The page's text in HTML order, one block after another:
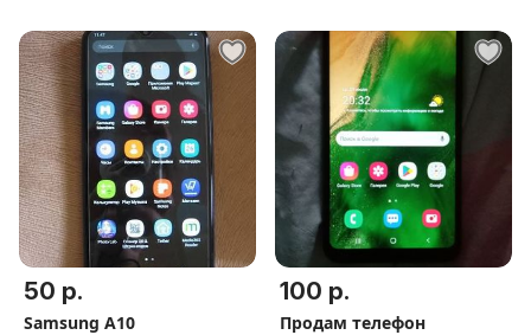
50 р.
Samsung A10
100 р.
Продам телефон